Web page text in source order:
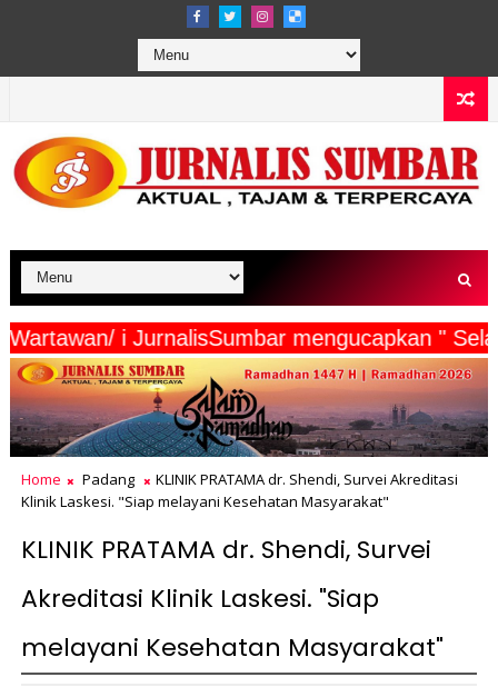
Wartawan/ i JurnalisSumbar
Home Padang
KLINIK PRATAMA dr. Shendi, Survei Akreditasi
Klinik Laskesi. "Siap melayani Kesehatan Masyarakat"
KLINIK PRATAMA dr. Shendi, Survei
Akreditasi Klinik Laskesi. "Siap
melayani Kesehatan Masyarakat"